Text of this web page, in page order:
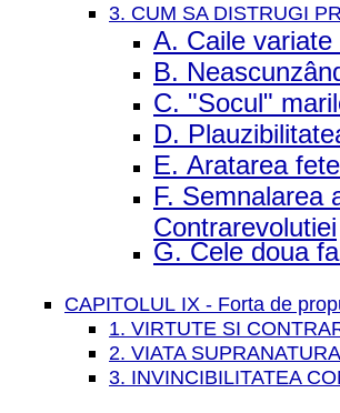
3. CUM SA DISTRUGI
A. Caile
B.
C. "Socul"
D.
E. Aratarea
F. Semnalarea
Contrarevolutiei
G. Cele doua
CAPITOLUL IX - Forta de
1. VIRTUTE SI
2. VIATA
3. INVINCIBILITATEA